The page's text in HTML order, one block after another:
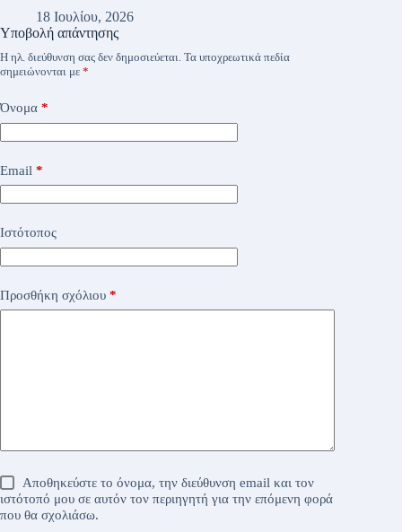
18 Ιουλίου, 2026
Υποβολή απάντησης
Η ηλ. διεύθυνση σας δεν δημοσιεύεται. Τα υποχρεωτικά πεδία
σημειώνονται με *
Όνομα *
Email *
Ιστότοπος
Προσθήκη σχόλιου *
Αποθηκεύστε το όνομα, την διεύθυνση email και τον
ιστότοπό μου σε αυτόν τον περιηγητή για την επόμενη φορά
που θα σχολιάσω.